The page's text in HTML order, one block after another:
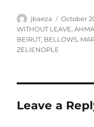
Author
jbaeza
Posted
on
October
WITHOUT LEAVE,
BEIRUT, BELLOWS,
ZELIENOPLE
Leave a